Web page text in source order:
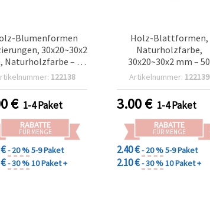
Blumenformen
30x20~30x2
Naturholzfarbe – 50
Stück 122138
€ 1-4 Paket
RABATTE
FÜR MENGE
- 20 %5-9 Paket
- 30 %10 Paket +
Holz-Blattformen,
Naturholzfarbe,
30x20~30x2 mm – 50
Stück
Artikelnummer: 122139
3.00€ 1-4 Paket
RABATTE
FÜR MENGE
2.40 €- 20 %5-9 Paket
2.10 €- 30 %10 Paket +